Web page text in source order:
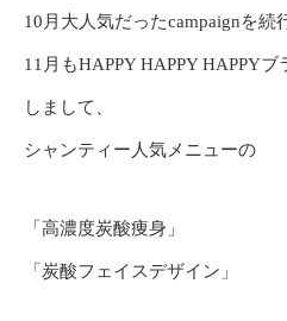
10月大人気だったcampaignを続
11月もHAPPY HAPPY HAPPY
しまして、
シャンティー人気メニューの
「高濃度炭酸痩身」
「炭酸フェイスデザイン」